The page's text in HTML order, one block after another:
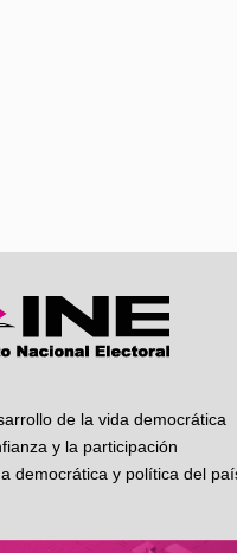
de la vida democrática
y la participación
democrática y política del